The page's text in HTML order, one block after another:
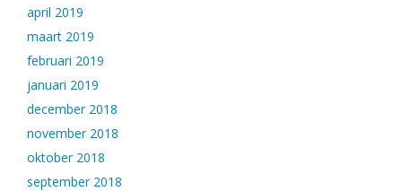
april 2019
maart 2019
februari 2019
januari 2019
december 2018
november 2018
oktober 2018
september 2018